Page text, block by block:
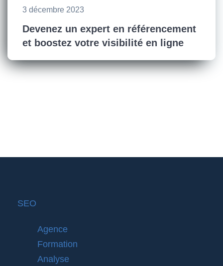
3 décembre 2023
Devenez un expert en référencement
et boostez votre visibilité en ligne
SEO
Agence
Formation
Analyse